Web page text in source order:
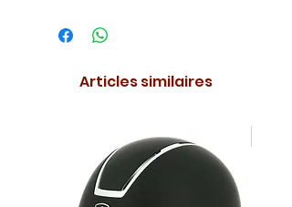
Articles similaires